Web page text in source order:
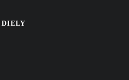
DIELY